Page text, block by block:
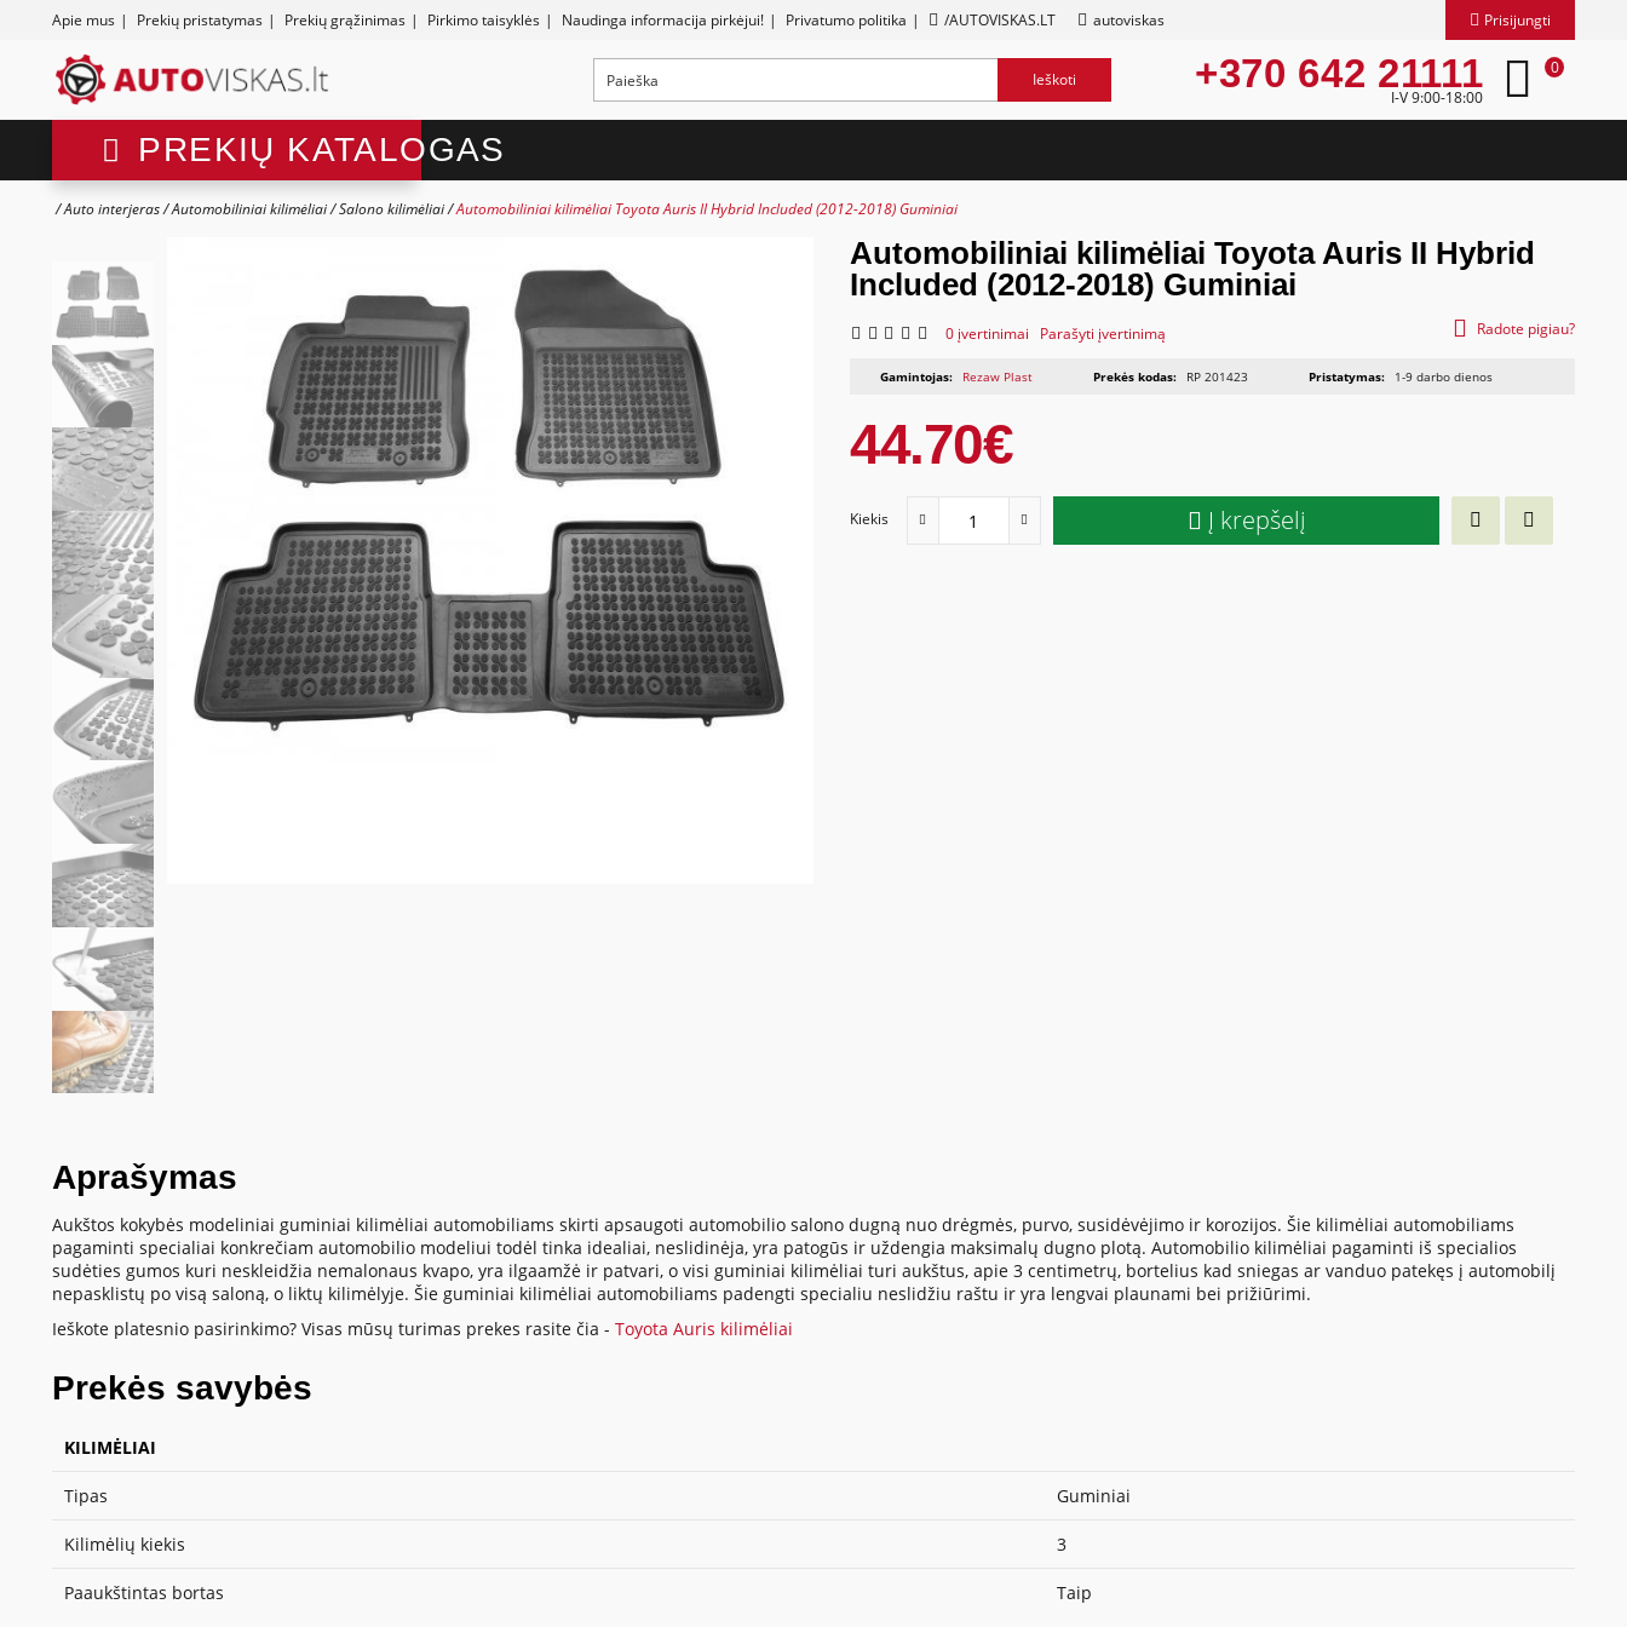
Apie mus | Prekių pristatymas | Prekių grąžinimas | Pirkimo taisyklės | Naudinga informacija pirkėjui! | Privatumo politika | /AUTOVISKAS.LT autoviskas Prisijungti
Ieškoti +370 642 21111
I-V 9:00-18:00
0
PREKIŲ KATALOGAS
Auto interjeras Automobiliniai kilimėliai Salono kilimėliai Automobiliniai kilimėliai Toyota Auris II Hybrid Included (2012-2018) Guminiai
Automobiliniai kilimėliai Toyota Auris II Hybrid
Included (2012-2018) Guminiai
0 įvertinimai Parašyti įvertinimą Radote pigiau?
Gamintojas: Rezaw Plast Prekės kodas: RP 201423 Pristatymas: 1-9 darbo dienos
44.70€
Kiekis Į krepšelį
Aprašymas
Aukštos kokybės modeliniai guminiai kilimėliai automobiliams skirti apsaugoti automobilio salono dugną nuo drėgmės, purvo, susidėvėjimo ir korozijos. Šie kilimėliai automobiliams
pagaminti specialiai konkrečiam automobilio modeliui todėl tinka idealiai, neslidinėja, yra patogūs ir uždengia maksimalų dugno plotą. Automobilio kilimėliai pagaminti iš specialios
sudėties gumos kuri neskleidžia nemalonaus kvapo, yra ilgaamžė ir patvari, o visi guminiai kilimėliai turi aukštus, apie 3 centimetrų, bortelius kad sniegas ar vanduo patekęs į automobilį
nepasklistų po visą saloną, o liktų kilimėlyje. Šie guminiai kilimėliai automobiliams padengti specialiu neslidžiu raštu ir yra lengvai plaunami bei prižiūrimi.
Ieškote platesnio pasirinkimo? Visas mūsų turimas prekes rasite čia - Toyota Auris kilimėliai
Prekės savybės
KILIMĖLIAI
Tipas Guminiai
Kilimėlių kiekis 3
Paaukštintas bortas Taip